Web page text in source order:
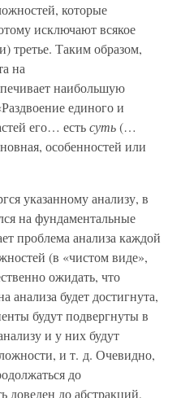
которые
исключают всякое
третье. Таким образом,
на
наибольшую
единого и
его… естьсуть(…
особенностей или
указанному анализу, в
на фундаментальные
проблема анализа каждой
(в «чистом виде»,
ожидать, что
анализа будет достигнута,
будут подвергнуты в
и у них будут
и т. д. Очевидно,
до
доведен до абстракций,